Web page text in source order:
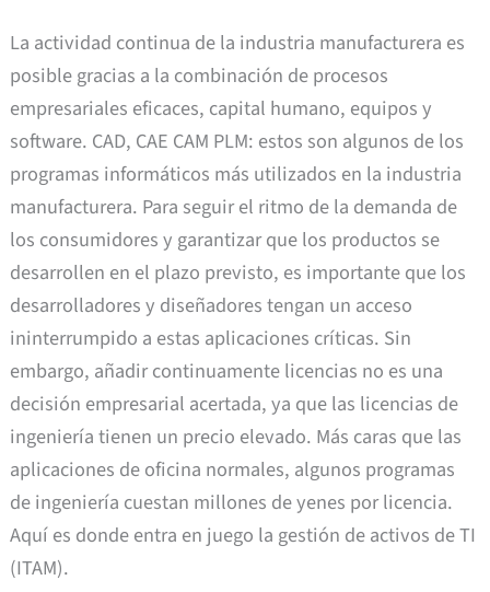
La actividad continua de la industria manufacturera es
posible gracias a la combinación de procesos
empresariales eficaces, capital humano, equipos y
software. CAD, CAE CAM PLM: estos son algunos de los
programas informáticos más utilizados en la industria
manufacturera. Para seguir el ritmo de la demanda de
los consumidores y garantizar que los productos se
desarrollen en el plazo previsto, es importante que los
desarrolladores y diseñadores tengan un acceso
ininterrumpido a estas aplicaciones críticas. Sin
embargo, añadir continuamente licencias no es una
decisión empresarial acertada, ya que las licencias de
ingeniería tienen un precio elevado. Más caras que las
aplicaciones de oficina normales, algunos programas
de ingeniería cuestan millones de yenes por licencia.
Aquí es donde entra en juego la gestión de activos de TI
(ITAM).